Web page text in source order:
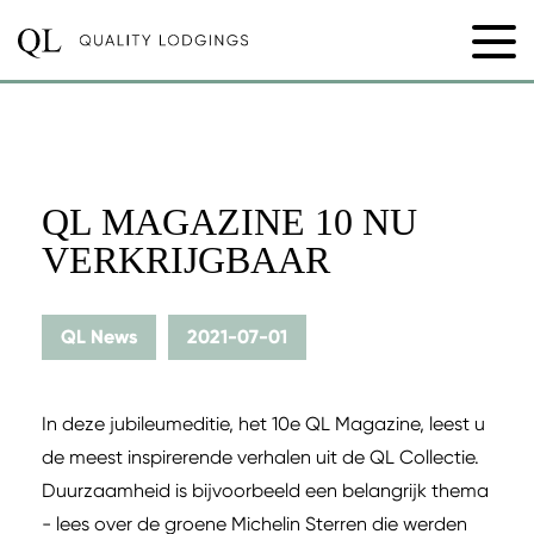
QL MAGAZINE 10 NU
VERKRIJGBAAR
QL News 2021-07-01
In deze jubileumeditie, het 10e QL Magazine, leest u
de meest inspirerende verhalen uit de QL Collectie.
Duurzaamheid is bijvoorbeeld een belangrijk thema
- lees over de groene Michelin Sterren die werden